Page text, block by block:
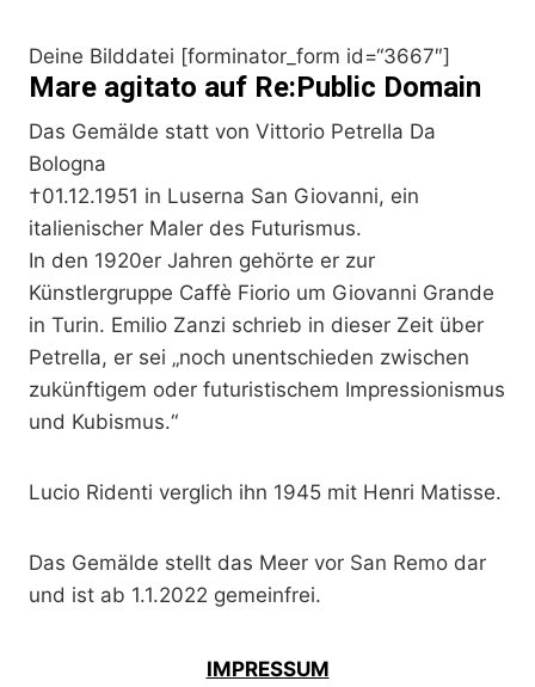
Deine Bilddatei [forminator_form id=“3667″]
Mare agitato auf Re:Public Domain
Das Gemälde statt von Vittorio Petrella Da
Bologna
†01.12.1951 in Luserna San Giovanni, ein
italienischer Maler des Futurismus.
In den 1920er Jahren gehörte er zur
Künstlergruppe Caffè Fiorio um Giovanni Grande
in Turin. Emilio Zanzi schrieb in dieser Zeit über
Petrella, er sei „noch unentschieden zwischen
zukünftigem oder futuristischem Impressionismus
und Kubismus.“
Lucio Ridenti verglich ihn 1945 mit Henri Matisse.
Das Gemälde stellt das Meer vor San Remo dar
und ist ab 1.1.2022 gemeinfrei.
IMPRESSUM